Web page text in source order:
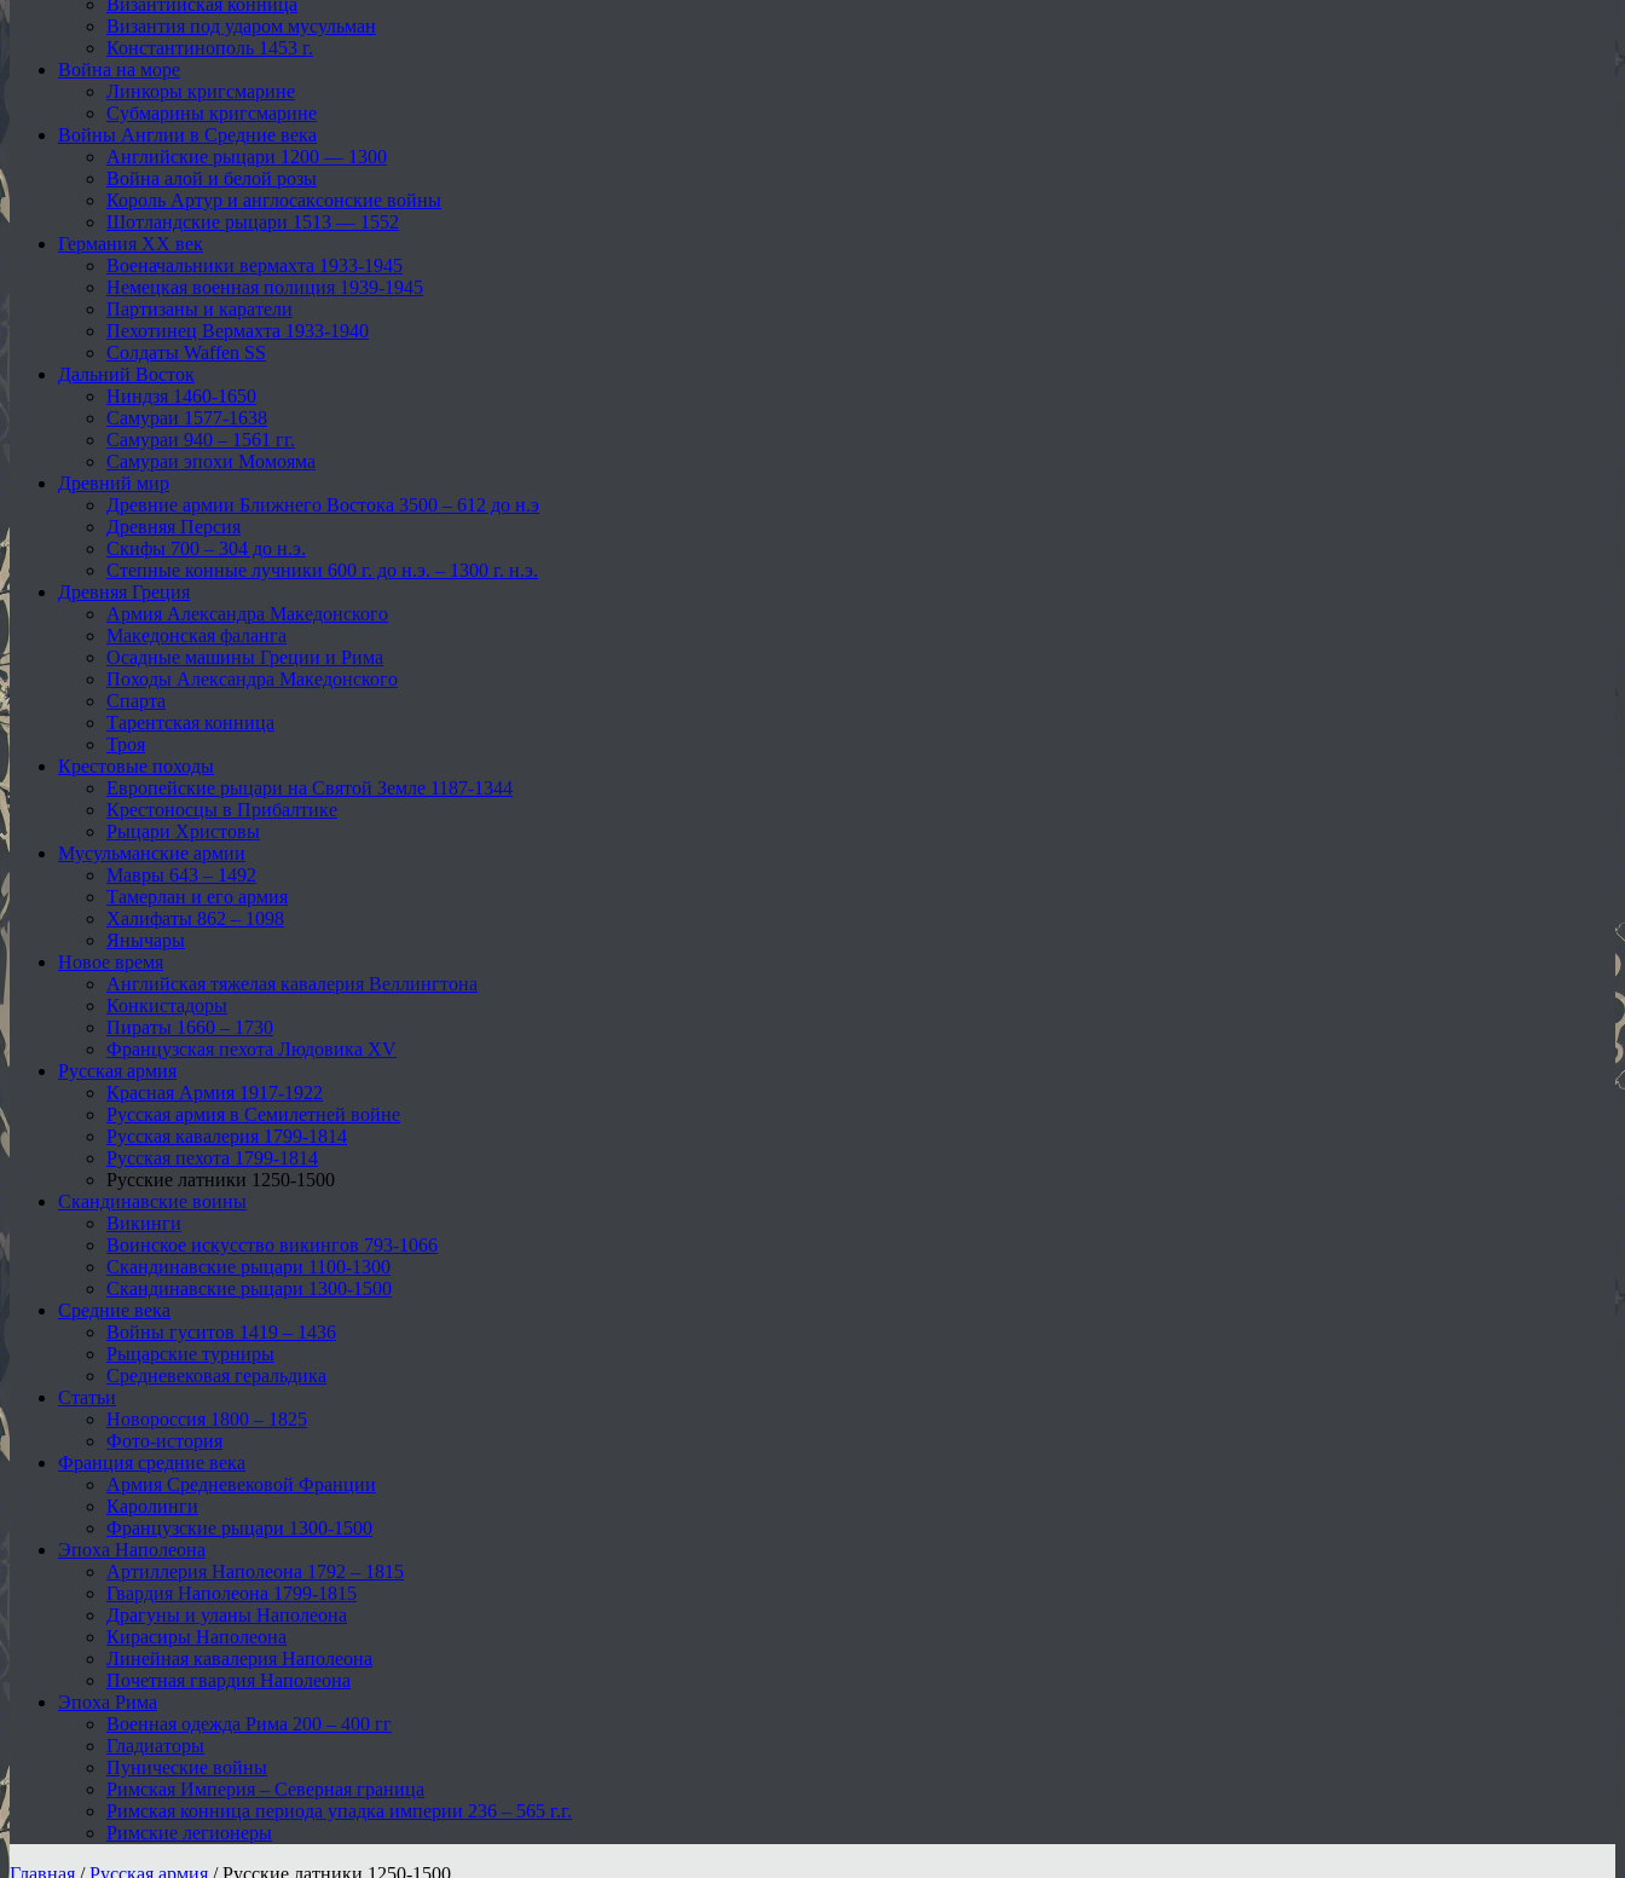
Византийская конница
Византия под ударом мусульман
Константинополь 1453 г.
Война на море
Линкоры кригсмарине
Субмарины кригсмарине
Войны Англии в Средние века
Английские рыцари 1200 — 1300
Война алой и белой розы
Король Артур и англосаксонские войны
Шотландские рыцари 1513 — 1552
Германия XX век
Военачальники вермахта 1933-1945
Немецкая военная полиция 1939-1945
Партизаны и каратели
Пехотинец Вермахта 1933-1940
Солдаты Waffen SS
Дальний Восток
Ниндзя 1460-1650
Самураи 1577-1638
Самураи 940 – 1561 гг.
Самураи эпохи Момояма
Древний мир
Древние армии Ближнего Востока 3500 – 612 до н.э
Древняя Персия
Скифы 700 – 304 до н.э.
Степные конные лучники 600 г. до н.э. – 1300 г. н.э.
Древняя Греция
Армия Александра Македонского
Македонская фаланга
Осадные машины Греции и Рима
Походы Александра Македонского
Спарта
Тарентская конница
Троя
Крестовые походы
Европейские рыцари на Святой Земле 1187-1344
Крестоносцы в Прибалтике
Рыцари Христовы
Мусульманские армии
Мавры 643 – 1492
Тамерлан и его армия
Халифаты 862 – 1098
Янычары
Новое время
Английская тяжелая кавалерия Веллингтона
Конкистадоры
Пираты 1660 – 1730
Французская пехота Людовика XV
Русская армия
Красная Армия 1917-1922
Русская армия в Семилетней войне
Русская кавалерия 1799-1814
Русская пехота 1799-1814
Русские латники 1250-1500
Скандинавские воины
Викинги
Воинское искусство викингов 793-1066
Скандинавские рыцари 1100-1300
Скандинавские рыцари 1300-1500
Средние века
Войны гуситов 1419 – 1436
Рыцарские турниры
Средневековая геральдика
Статьи
Новороссия 1800 – 1825
Фото-история
Франция средние века
Армия Средневековой Франции
Каролинги
Французские рыцари 1300-1500
Эпоха Наполеона
Артиллерия Наполеона 1792 – 1815
Гвардия Наполеона 1799-1815
Драгуны и уланы Наполеона
Кирасиры Наполеона
Линейная кавалерия Наполеона
Почетная гвардия Наполеона
Эпоха Рима
Военная одежда Рима 200 – 400 гг
Гладиаторы
Пунические войны
Римская Империя – Северная граница
Римская конница периода упадка империи 236 – 565 г.г.
Римские легионеры
Главная /Русская армия /Русские латники 1250-1500